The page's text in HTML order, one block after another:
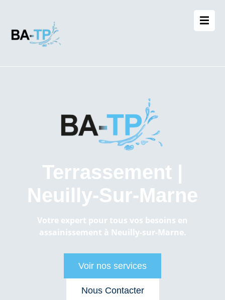
Terrassement |
Neuilly-Sur-Marne
Votre expert pour tous vos besoins en
assainissement à Neuilly-sur-Marne.
Voir nos services
Nous Contacter